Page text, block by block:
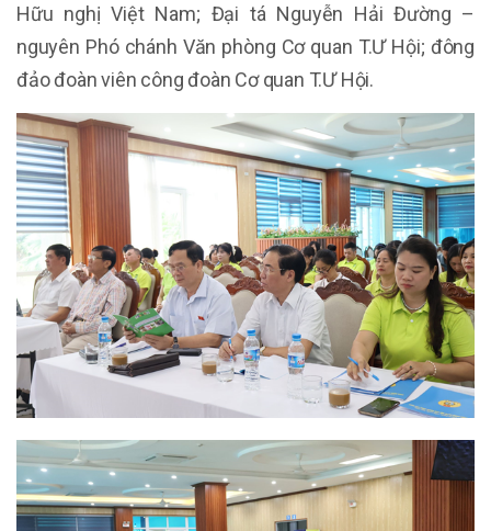
Hữu nghị Việt Nam; Đại tá Nguyễn Hải Đường –
nguyên Phó chánh Văn phòng Cơ quan T.Ư Hội; đông
đảo đoàn viên công đoàn Cơ quan T.Ư Hội.